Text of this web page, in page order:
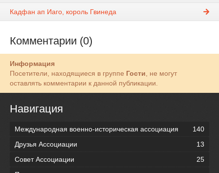
Кадфан ап Иаго, король Гвинеда
Комментарии (0)
Информация
Посетители, находящиеся в группе Гости , не могут
оставлять комментарии к данной публикации.
Навигация
Международная военно-историческая ассоциация
140
Друзья Ассоциации
13
Совет Ассоциации
25